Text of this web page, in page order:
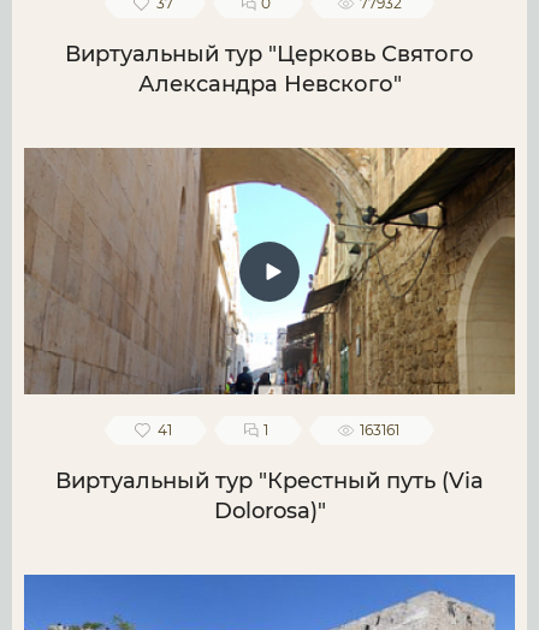
Виртуальный тур "Церковь Святого
Александра Невского"
41 1 163161
Виртуальный тур "Крестный путь (Via
Dolorosa)"